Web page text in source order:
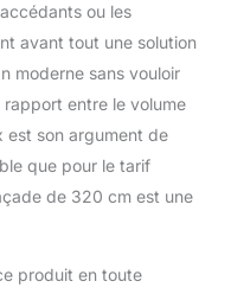
ou les
avant tout une solution
moderne sans vouloir
rapport entre le volume
est son argument de
que pour le tarif
de 320 cm est une
produit en toute